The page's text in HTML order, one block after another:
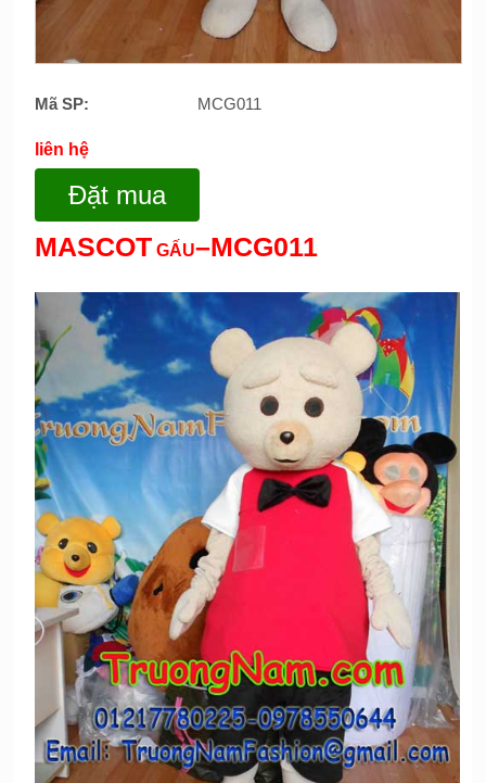
Mã SP: MCG011
liên hệ
Đặt mua
MASCOT GẤU–MCG011